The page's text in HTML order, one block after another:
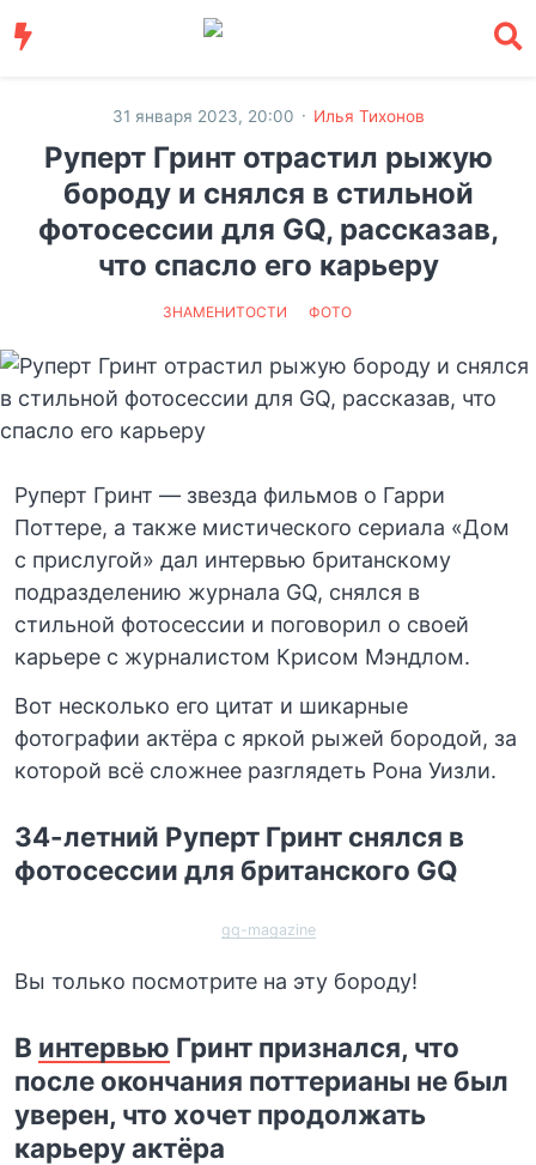
31 января 2023, 20:00 · Илья Тихонов
Руперт Гринт отрастил рыжую
бороду и снялся в стильной
фотосессии для GQ, рассказав,
что спасло его карьеру
ЗНАМЕНИТОСТИ ФОТО
Руперт Гринт — звезда фильмов о Гарри
Поттере, а также мистического сериала «Дом
с прислугой» дал интервью британскому
подразделению журнала GQ, снялся в
стильной фотосессии и поговорил о своей
карьере с журналистом Крисом Мэндлом.
Вот несколько его цитат и шикарные
фотографии актёра с яркой рыжей бородой, за
которой всё сложнее разглядеть Рона Уизли.
34-летний Руперт Гринт снялся в
фотосессии для британского GQ
gq-magazine
Вы только посмотрите на эту бороду!
В интервью Гринт признался, что
после окончания поттерианы не был
уверен, что хочет продолжать
карьеру актёра